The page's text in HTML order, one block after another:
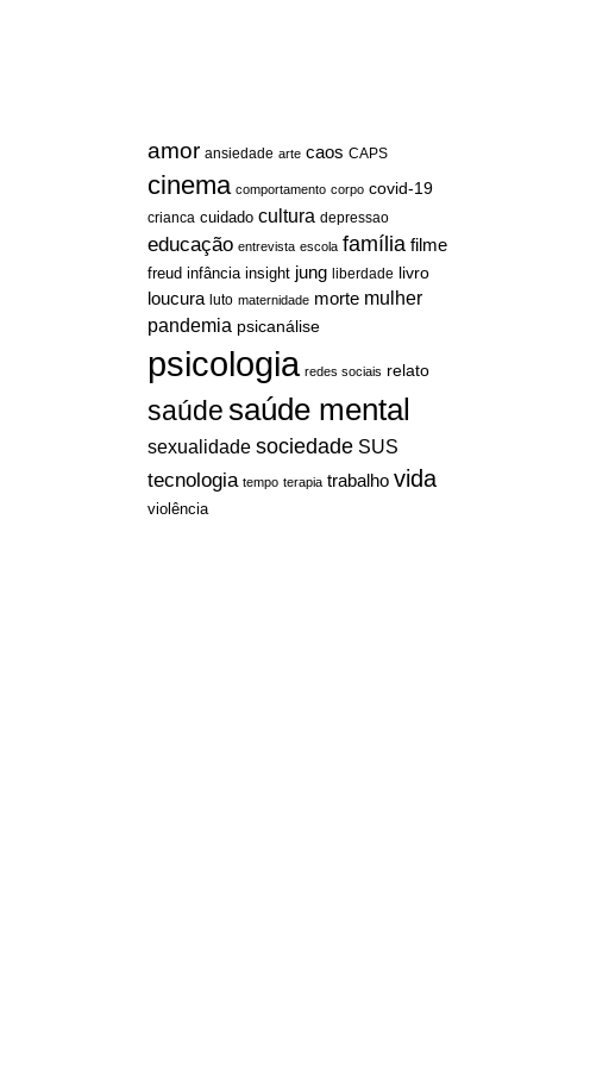
amor ansiedade arte caos CAPS
cinema comportamento corpo covid-19
crianca cuidado cultura depressao
educação entrevista escola família filme
freud infância insight jung liberdade livro
loucura luto maternidade morte mulher
pandemia psicanálise
psicologia redes sociais relato
saúdesaúde mental
sexualidade sociedade SUS
tecnologia tempo terapia trabalho vida
violência